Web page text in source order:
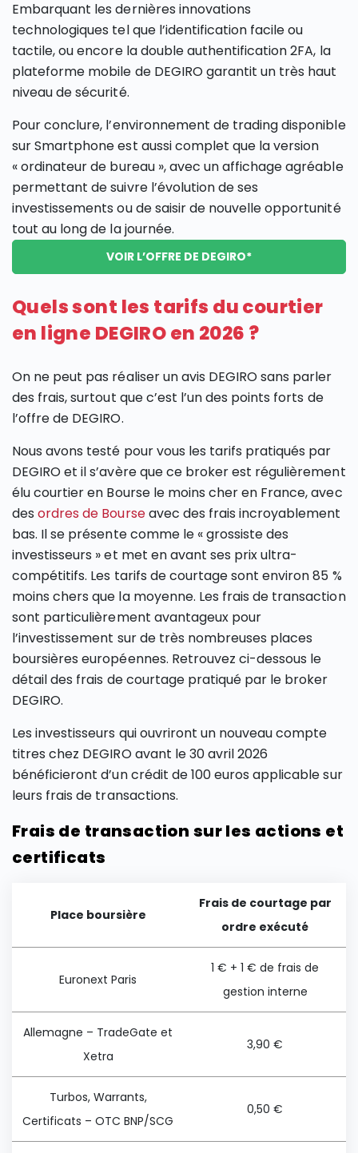
Embarquant les dernières innovations
technologiques tel que l’identification facile ou
tactile, ou encore la double authentification 2FA, la
plateforme mobile de DEGIRO garantit un très haut
niveau de sécurité.
Pour conclure, l’environnement de trading disponible
sur Smartphone est aussi complet que la version
« ordinateur de bureau », avec un affichage agréable
permettant de suivre l’évolution de ses
investissements ou de saisir de nouvelle opportunité
tout au long de la journée.
VOIR L’OFFRE DE DEGIRO*
Quels sont les tarifs du courtier
en ligne DEGIRO en 2026 ?
On ne peut pas réaliser un avis DEGIRO sans parler
des frais, surtout que c’est l’un des points forts de
l’offre de DEGIRO.
Nous avons testé pour vous les tarifs pratiqués par
DEGIRO et il s’avère que ce broker est régulièrement
élu courtier en Bourse le moins cher en France, avec
desordres de Bourseavec des frais incroyablement
bas. Il se présente comme le « grossiste des
investisseurs » et met en avant ses prix ultra-
compétitifs. Les tarifs de courtage sont environ 85 %
moins chers que la moyenne. Les frais de transaction
sont particulièrement avantageux pour
l’investissement sur de très nombreuses places
boursières européennes. Retrouvez ci-dessous le
détail des frais de courtage pratiqué par le broker
DEGIRO.
Les investisseurs qui ouvriront un nouveau compte
titres chez DEGIRO avant le 30 avril 2026
bénéficieront d’un crédit de 100 euros applicable sur
leurs frais de transactions.
Frais de transaction sur les actions et
certificats
Place boursière
Frais de courtage par
ordre exécuté
Euronext Paris
1 € + 1 € de frais de
gestion interne
Allemagne – TradeGate et
Xetra
3,90 €
Turbos, Warrants,
Certificats – OTC BNP/SCG
0,50 €